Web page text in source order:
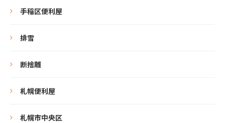
手稲区便利屋
排雪
断捨離
札幌便利屋
札幌市中央区